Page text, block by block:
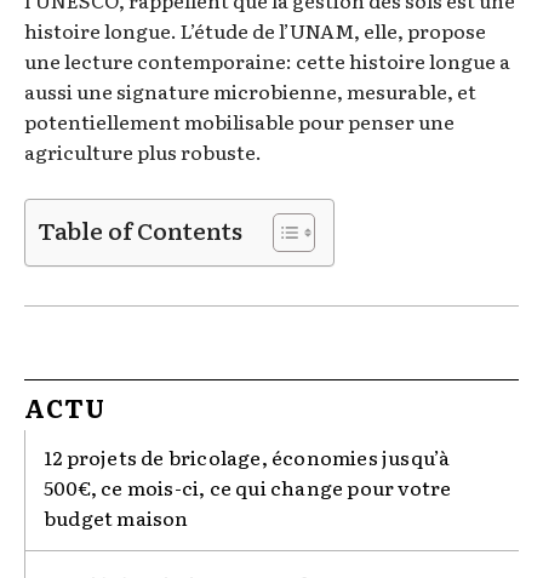
histoire longue. L’étude de l’UNAM, elle, propose
une lecture contemporaine: cette histoire longue a
aussi une signature microbienne, mesurable, et
potentiellement mobilisable pour penser une
agriculture plus robuste.
Table of Contents
ACTU
12 projets de bricolage, économies jusqu’à
500€, ce mois-ci, ce qui change pour votre
budget maison